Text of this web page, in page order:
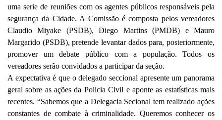
uma serie de reuniões com os agentes públicos responsáveis pela
segurança da Cidade. A Comissão é composta pelos vereadores
Claudio Miyake (PSDB), Diego Martins (PMDB) e Mauro
Margarido (PSDB), pretende levantar dados para, posteriormente,
promover um debate público com a população. Todos os
vereadores serão convidados a participar da seção.
A expectativa é que o delegado seccional apresente um panorama
geral sobre as ações da Policia Civil e aponte as estatísticas mais
recentes. “Sabemos que a Delegacia Secional tem realizado ações
constantes de combate à criminalidade. Queremos conhecer os